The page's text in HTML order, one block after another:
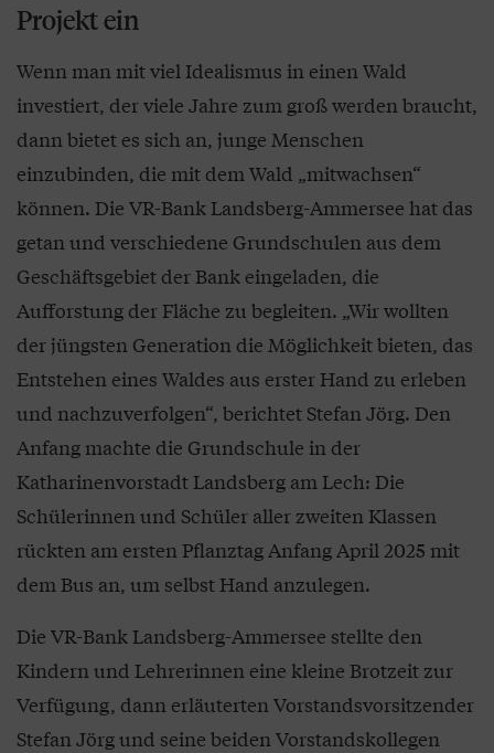
Projekt ein
Wenn man mit viel Idealismus in einen Wald
investiert, der viele Jahre zum groß werden braucht,
dann bietet es sich an, junge Menschen
einzubinden, die mit dem Wald „mitwachsen“
können. Die VR-Bank Landsberg-Ammersee hat das
getan und verschiedene Grundschulen aus dem
Geschäftsgebiet der Bank eingeladen, die
Aufforstung der Fläche zu begleiten. „Wir wollten
der jüngsten Generation die Möglichkeit bieten, das
Entstehen eines Waldes aus erster Hand zu erleben
und nachzuverfolgen“, berichtet Stefan Jörg. Den
Anfang machte die Grundschule in der
Katharinenvorstadt Landsberg am Lech: Die
Schülerinnen und Schüler aller zweiten Klassen
rückten am ersten Pflanztag Anfang April 2025 mit
dem Bus an, um selbst Hand anzulegen.
Die VR-Bank Landsberg-Ammersee stellte den
Kindern und Lehrerinnen eine kleine Brotzeit zur
Verfügung, dann erläuterten Vorstandsvorsitzender
Stefan Jörg und seine beiden Vorstandskollegen